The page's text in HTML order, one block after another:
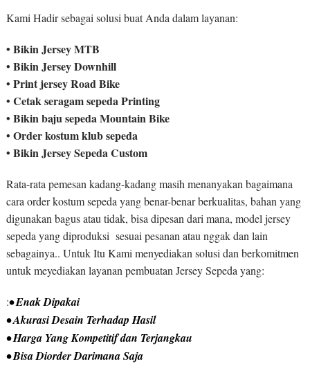
Kami Hadir sebagai solusi buat Anda dalam layanan:
• Bikin Jersey MTB
• Bikin Jersey Downhill
• Print jersey Road Bike
• Cetak seragam sepeda Printing
• Bikin baju sepeda Mountain Bike
• Order kostum klub sepeda
• Bikin Jersey Sepeda Custom
Rata-rata pemesan kadang-kadang masih menanyakan bagaimana
cara order kostum sepeda yang benar-benar berkualitas, bahan yang
digunakan bagus atau tidak, bisa dipesan dari mana, model jersey
sepeda yang diproduksi sesuai pesanan atau nggak dan lain
sebagainya.. Untuk Itu Kami menyediakan solusi dan berkomitmen
untuk meyediakan layanan pembuatan Jersey Sepeda yang:
:• Enak Dipakai
• Akurasi Desain Terhadap Hasil
• Harga Yang Kompetitif dan Terjangkau
• Bisa Diorder Darimana Saja